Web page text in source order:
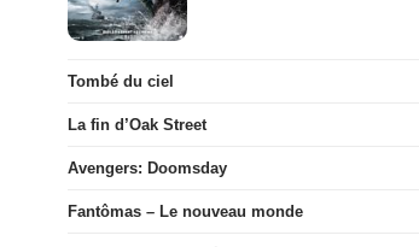
Tombé du ciel
La fin d’Oak Street
Avengers: Doomsday
Fantômas – Le nouveau monde